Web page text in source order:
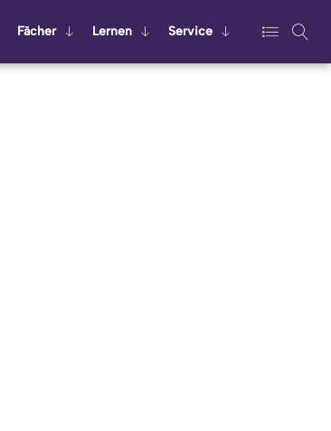
Fä­cher Ler­nen Ser­vice